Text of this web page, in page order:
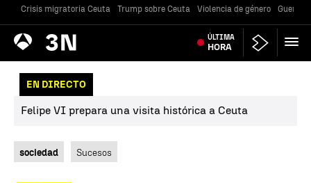
Crisis migratoria Ceuta Trump sobre Ceuta Violencia de género Guerra
Antena
3 Noticias ÚLTIMA
HORA
EN DIRECTO
Felipe VI prepara una visita histórica a Ceuta
sociedad Sucesos